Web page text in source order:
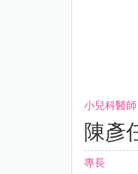
小兒科醫師
陳彥
專長